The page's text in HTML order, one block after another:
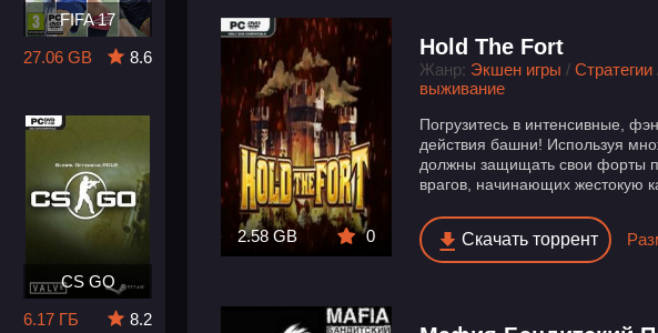
FIFA 17
27.06 GB
8.6
CS GO
6.17 ГБ
8.2
2.58 GB 0
Hold The Fort
Жанр: Экшен игры /Стратегии
выживание
Погрузитесь в интенсивные,
действия башни! Используя
должны защищать свои форты
врагов, начинающих жестокую
Скачать торрент